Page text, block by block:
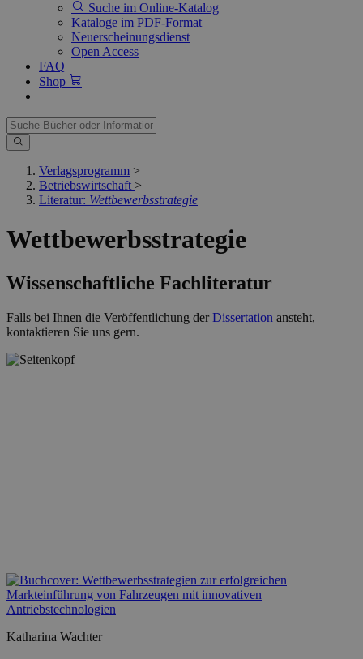
Suche im Online-Katalog
Kataloge im PDF-Format
Neuerscheinungsdienst
Open Access
FAQ
Shop
Verlagsprogramm >
Betriebswirtschaft >
Literatur: Wettbewerbsstrategie
Wettbewerbsstrategie
Wissenschaftliche Fachliteratur
Falls bei Ihnen die Veröffentlichung derDissertation ansteht,
kontaktieren Sie uns gern.
Katharina Wachter